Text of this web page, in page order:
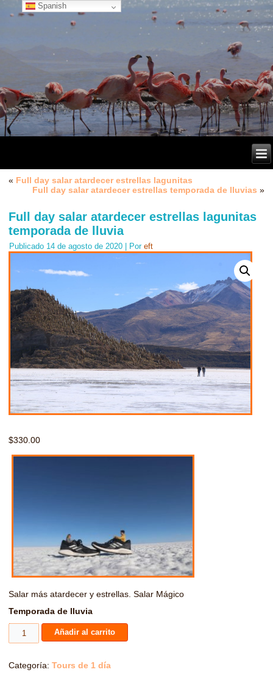
« Full day salar atardecer estrellas lagunitas
Full day salar atardecer estrellas temporada de lluvias »
Full day salar atardecer estrellas lagunitas
temporada de lluvia
Publicado 14 de agosto de 2020 Por eft
$330.00
Salar más atardecer y estrellas. Salar Mágico
Temporada de lluvia
Full
estrellas
Añadir al carrito
Categoría:Tours de 1 día
Spanish